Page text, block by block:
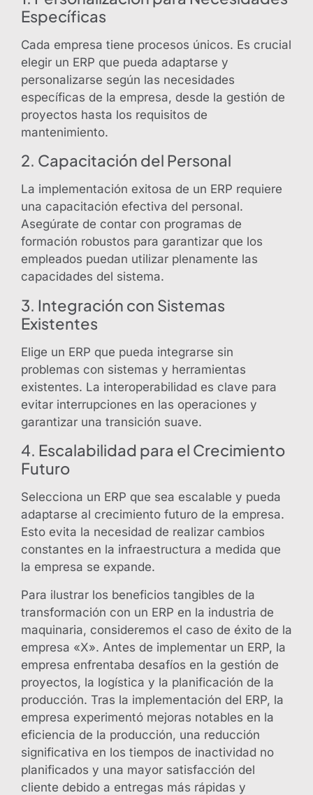
Específicas
Cada empresa tiene procesos únicos. Es crucial
elegir un ERP que pueda adaptarse y
personalizarse según las necesidades
específicas de la empresa, desde la gestión de
proyectos hasta los requisitos de
mantenimiento.
2. Capacitación del Personal
La implementación exitosa de un ERP requiere
una capacitación efectiva del personal.
Asegúrate de contar con programas de
formación robustos para garantizar que los
empleados puedan utilizar plenamente las
capacidades del sistema.
3. Integración con Sistemas
Existentes
Elige un ERP que pueda integrarse sin
problemas con sistemas y herramientas
existentes. La interoperabilidad es clave para
evitar interrupciones en las operaciones y
garantizar una transición suave.
4. Escalabilidad para el Crecimiento
Futuro
Selecciona un ERP que sea escalable y pueda
adaptarse al crecimiento futuro de la empresa.
Esto evita la necesidad de realizar cambios
constantes en la infraestructura a medida que
la empresa se expande.
Para ilustrar los beneficios tangibles de la
transformación con un ERP en la industria de
maquinaria, consideremos el caso de éxito de la
empresa «X». Antes de implementar un ERP, la
empresa enfrentaba desafíos en la gestión de
proyectos, la logística y la planificación de la
producción. Tras la implementación del ERP, la
empresa experimentó mejoras notables en la
eficiencia de la producción, una reducción
significativa en los tiempos de inactividad no
planificados y una mayor satisfacción del
cliente debido a entregas más rápidas y